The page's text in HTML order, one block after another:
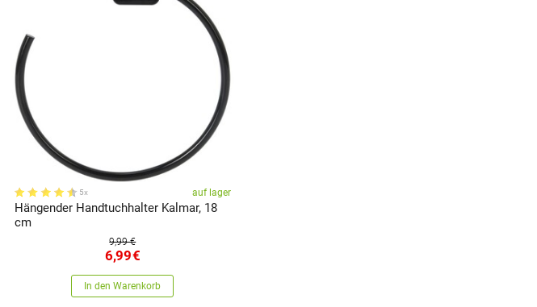
5x auf lager
Hängender Handtuchhalter Kalmar, 18
cm
9,99 €
6,99€
In den Warenkorb